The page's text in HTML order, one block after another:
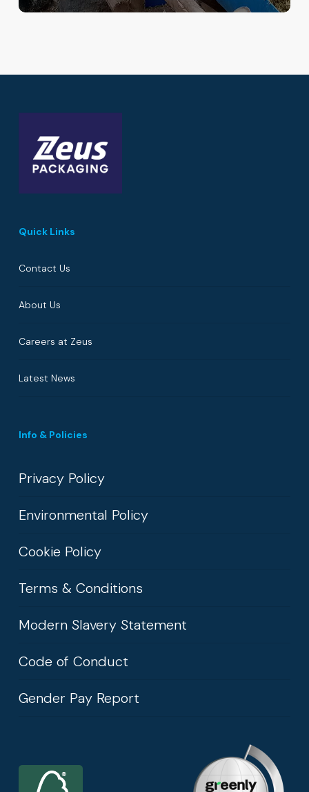
Quick Links
Contact Us
About Us
Careers at Zeus
Latest News
Info & Policies
Privacy Policy
Environmental Policy
Cookie Policy
Terms & Conditions
Modern Slavery Statement
Code of Conduct
Gender Pay Report